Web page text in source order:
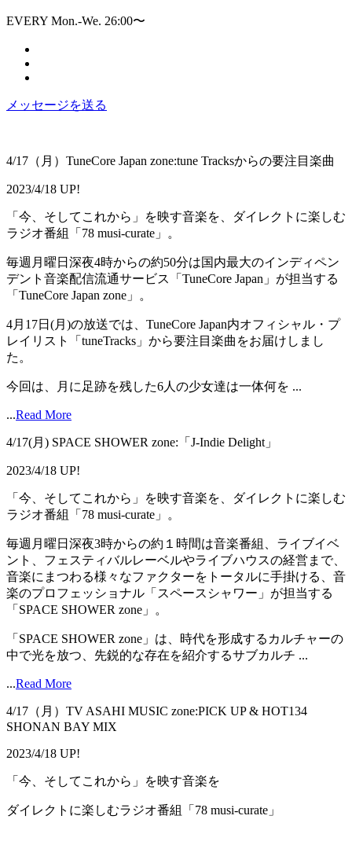
EVERY Mon.-We. 26:00〜
メッセージを送る
4/17（月）TuneCore Japan zone:tune Tracksからの要注目楽曲
2023/4/18 UP!
「今、そしてこれから」を映す音楽を、ダイレクトに楽しむ
ラジオ番組「78 musi-curate」。
毎週月曜日深夜4時からの約50分は国内最大のインディペン
デント音楽配信流通サービス「TuneCore Japan」が担当する
「TuneCore Japan zone」。
4月17日(月)の放送では、TuneCore Japan内オフィシャル・プ
レイリスト「tuneTracks」から要注目楽曲をお届けしまし
た。
今回は、月に足跡を残した6人の少女達は一体何を ...
...Read More
4/17(月) SPACE SHOWER zone:「J-Indie Delight」
2023/4/18 UP!
「今、そしてこれから」を映す音楽を、ダイレクトに楽しむ
ラジオ番組「78 musi-curate」。
毎週月曜日深夜3時からの約１時間は音楽番組、ライブイベ
ント、フェスティバルレーベルやライブハウスの経営まで、
音楽にまつわる様々なファクターをトータルに手掛ける、音
楽のプロフェッショナル「スペースシャワー」が担当する
「SPACE SHOWER zone」。
「SPACE SHOWER zone」は、時代を形成するカルチャーの
中で光を放つ、先鋭的な存在を紹介するサブカルチ ...
...Read More
4/17（月）TV ASAHI MUSIC zone:PICK UP & HOT134
SHONAN BAY MIX
2023/4/18 UP!
「今、そしてこれから」を映す音楽を
ダイレクトに楽しむラジオ番組「78 musi-curate」